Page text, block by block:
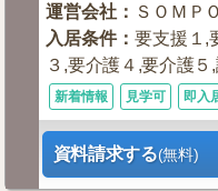
運営会社 ： ＳＯＭＰ
入居条件：要支援１,
３,要介護４,要介護
新着情報 見学可 即入
資料請求する(無料)